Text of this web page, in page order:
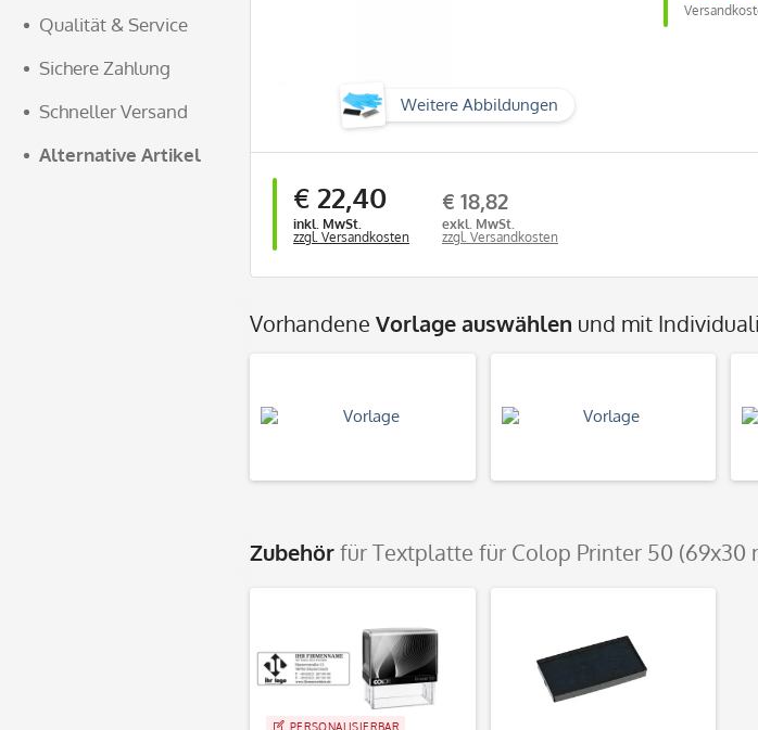
Qualität & Service
Sichere Zahlung
Schneller Versand
Alternative Artikel
Weitere Abbildungen
€ 22,40
inkl. MwSt.
zzgl. Versandkosten
€ 18,82
exkl. MwSt.
zzgl. Versandkosten
Vorhandene Vorlage auswählen und mit
Zubehörfür Textplatte für Colop Printer 50 (69x30
PERSONALISIERBAR